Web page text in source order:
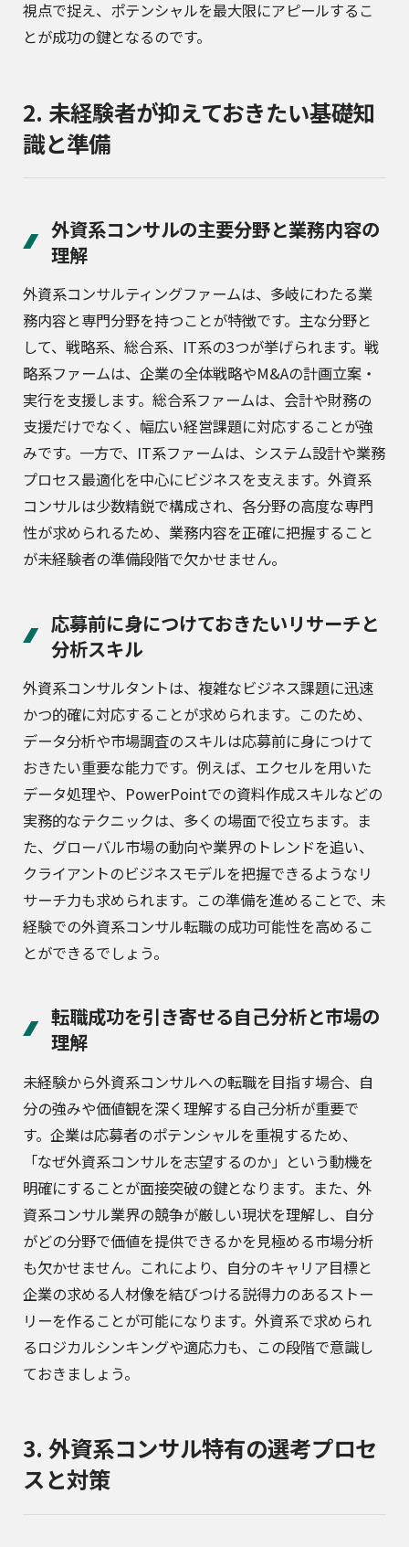
視点で捉え、ポテンシャルを最大限にアピールするこ
とが成功の鍵となるのです。
2. 未経験者が抑えておきたい基礎知
識と準備
外資系コンサルの主要分野と業務内容の
理解
外資系コンサルティングファームは、多岐にわたる業
務内容と専門分野を持つことが特徴です。主な分野と
して、戦略系、総合系、IT系の3つが挙げられます。戦
略系ファームは、企業の全体戦略やM&Aの計画立案・
実行を支援します。総合系ファームは、会計や財務の
支援だけでなく、幅広い経営課題に対応することが強
みです。一方で、IT系ファームは、システム設計や業務
プロセス最適化を中心にビジネスを支えます。外資系
コンサルは少数精鋭で構成され、各分野の高度な専門
性が求められるため、業務内容を正確に把握すること
が未経験者の準備段階で欠かせません。
応募前に身につけておきたいリサーチと
分析スキル
外資系コンサルタントは、複雑なビジネス課題に迅速
かつ的確に対応することが求められます。このため、
データ分析や市場調査のスキルは応募前に身につけて
おきたい重要な能力です。例えば、エクセルを用いた
データ処理や、PowerPointでの資料作成スキルなどの
実務的なテクニックは、多くの場面で役立ちます。ま
た、グローバル市場の動向や業界のトレンドを追い、
クライアントのビジネスモデルを把握できるようなリ
サーチ力も求められます。この準備を進めることで、未
経験での外資系コンサル転職の成功可能性を高めるこ
とができるでしょう。
転職成功を引き寄せる自己分析と市場の
理解
未経験から外資系コンサルへの転職を目指す場合、自
分の強みや価値観を深く理解する自己分析が重要で
す。企業は応募者のポテンシャルを重視するため、
「なぜ外資系コンサルを志望するのか」という動機を
明確にすることが面接突破の鍵となります。また、外
資系コンサル業界の競争が厳しい現状を理解し、自分
がどの分野で価値を提供できるかを見極める市場分析
も欠かせません。これにより、自分のキャリア目標と
企業の求める人材像を結びつける説得力のあるストー
リーを作ることが可能になります。外資系で求められ
るロジカルシンキングや適応力も、この段階で意識し
ておきましょう。
3. 外資系コンサル特有の選考プロセ
スと対策